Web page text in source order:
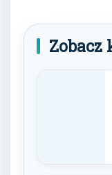
Zobacz